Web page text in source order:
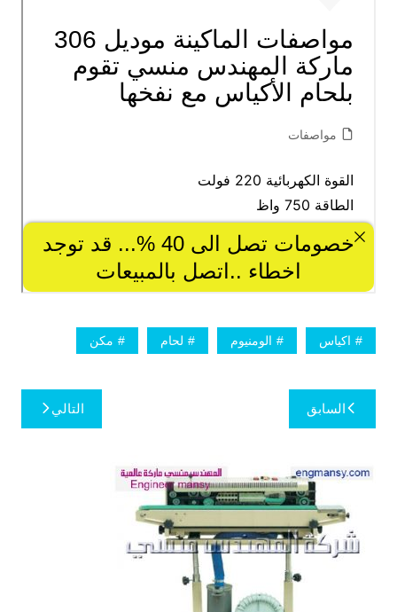
اكياس الومنيوم لحام مكن
تصفّح
المقالات
السابق التالي